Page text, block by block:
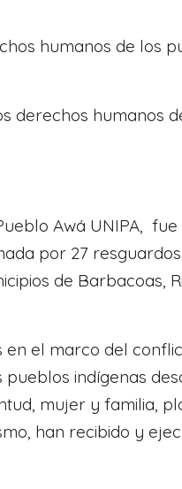
humanos de los
derechos humanos
Awá UNIPA,
por 27
de Barbacoas,
el marco del
indígenas
mujer y familia,
han recibido y